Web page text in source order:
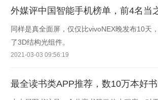
外媒评中国智能手机榜单，前4名当
同样是真全面屏，仅仅比vivoNEX晚发布10天
了3D结构光组件。
2021-03-03 09:56:19
最全读书类APP推荐，数10万本好